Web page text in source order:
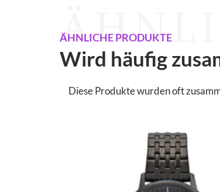
ÄHNLICHE PRODUKTE
Wird häufig
Diese Produkte wurden oft